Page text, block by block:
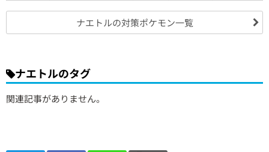
ナエトルの対策ポケモン一覧
ナエトルのタグ
関連記事がありません。